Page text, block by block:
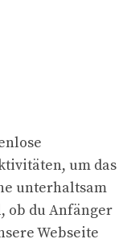
um das
unterhaltsam
ob du Anfänger
Webseite